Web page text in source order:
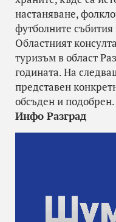
настаняване,
футболните събития
Областният
туризъм в област
годината. На
представен
обсъден и подобрен.
Инфо Разград